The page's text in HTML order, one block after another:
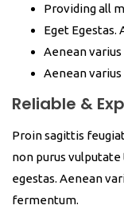
Providing all
Eget Egestas.
Aenean
Aenean
Reliable &
Proin sagittis
non purus vulputate
egestas. Aenean
fermentum.